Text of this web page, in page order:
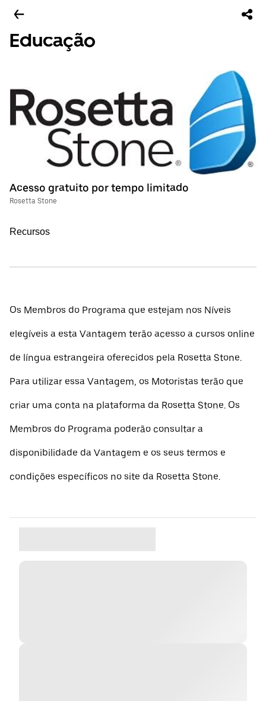
Educação
Acesso gratuito por tempo limitado
Rosetta Stone
Recursos
Os Membros do Programa que estejam nos Níveis
elegíveis a esta Vantagem terão acesso a cursos online
de língua estrangeira oferecidos pela Rosetta Stone.
Para utilizar essa Vantagem, os Motoristas terão que
criar uma conta na plataforma da Rosetta Stone. Os
Membros do Programa poderão consultar a
disponibilidade da Vantagem e os seus termos e
condições específicos no site da Rosetta Stone.